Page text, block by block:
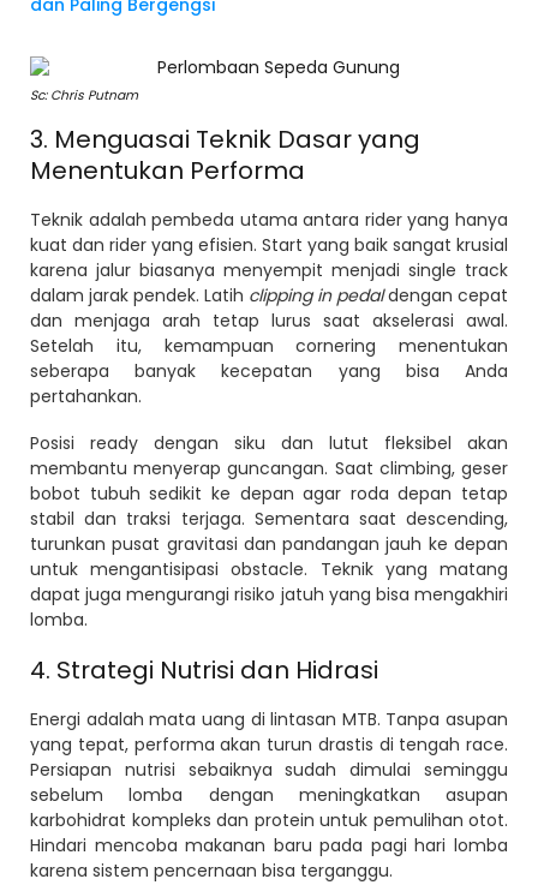
dan Paling Bergengsi
Sc: Chris Putnam
3. Menguasai Teknik Dasar yang
Menentukan Performa
Teknik adalah pembeda utama antara rider yang hanya
kuat dan rider yang efisien. Start yang baik sangat krusial
karena jalur biasanya menyempit menjadi single track
dalam jarak pendek. Latih clipping in pedaldengan cepat
dan menjaga arah tetap lurus saat akselerasi awal.
Setelah itu, kemampuan cornering menentukan
seberapa banyak kecepatan yang bisa Anda
pertahankan.
Posisi ready dengan siku dan lutut fleksibel akan
membantu menyerap guncangan. Saat climbing, geser
bobot tubuh sedikit ke depan agar roda depan tetap
stabil dan traksi terjaga. Sementara saat descending,
turunkan pusat gravitasi dan pandangan jauh ke depan
untuk mengantisipasi obstacle. Teknik yang matang
dapat juga mengurangi risiko jatuh yang bisa mengakhiri
lomba.
4. Strategi Nutrisi dan Hidrasi
Energi adalah mata uang di lintasan MTB. Tanpa asupan
yang tepat, performa akan turun drastis di tengah race.
Persiapan nutrisi sebaiknya sudah dimulai seminggu
sebelum lomba dengan meningkatkan asupan
karbohidrat kompleks dan protein untuk pemulihan otot.
Hindari mencoba makanan baru pada pagi hari lomba
karena sistem pencernaan bisa terganggu.